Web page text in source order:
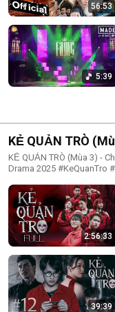
56:53
5:39
KẺ QUẢN TRÒ
HOÀNG ĐẠO |
KẺ QUẢN TRÒ (Mùa 3) -
Drama 2025 #KeQuanTro
Khánh Duy ► Một trò chơi kỳ lạ, với mức thưởng tiền tỷ. Một trò chơi
mang hơi hướng của
hơn quà từng vòng. Ai sẽ
KẺ QUẢN TRÒ là gì?. Và
lộ trong seri web drama KẺ
Simon Huỳnh Nhựt _ Diễn
Cô giáo Bảo Ngân Trúc _
Simon Phan _ Em trai Cá Hồi
2:56:33
39:39